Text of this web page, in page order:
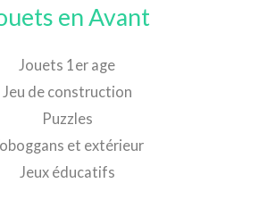
en Avant
Jouets 1er age
Jeu de construction
Puzzles
et extérieur
Jeux éducatifs